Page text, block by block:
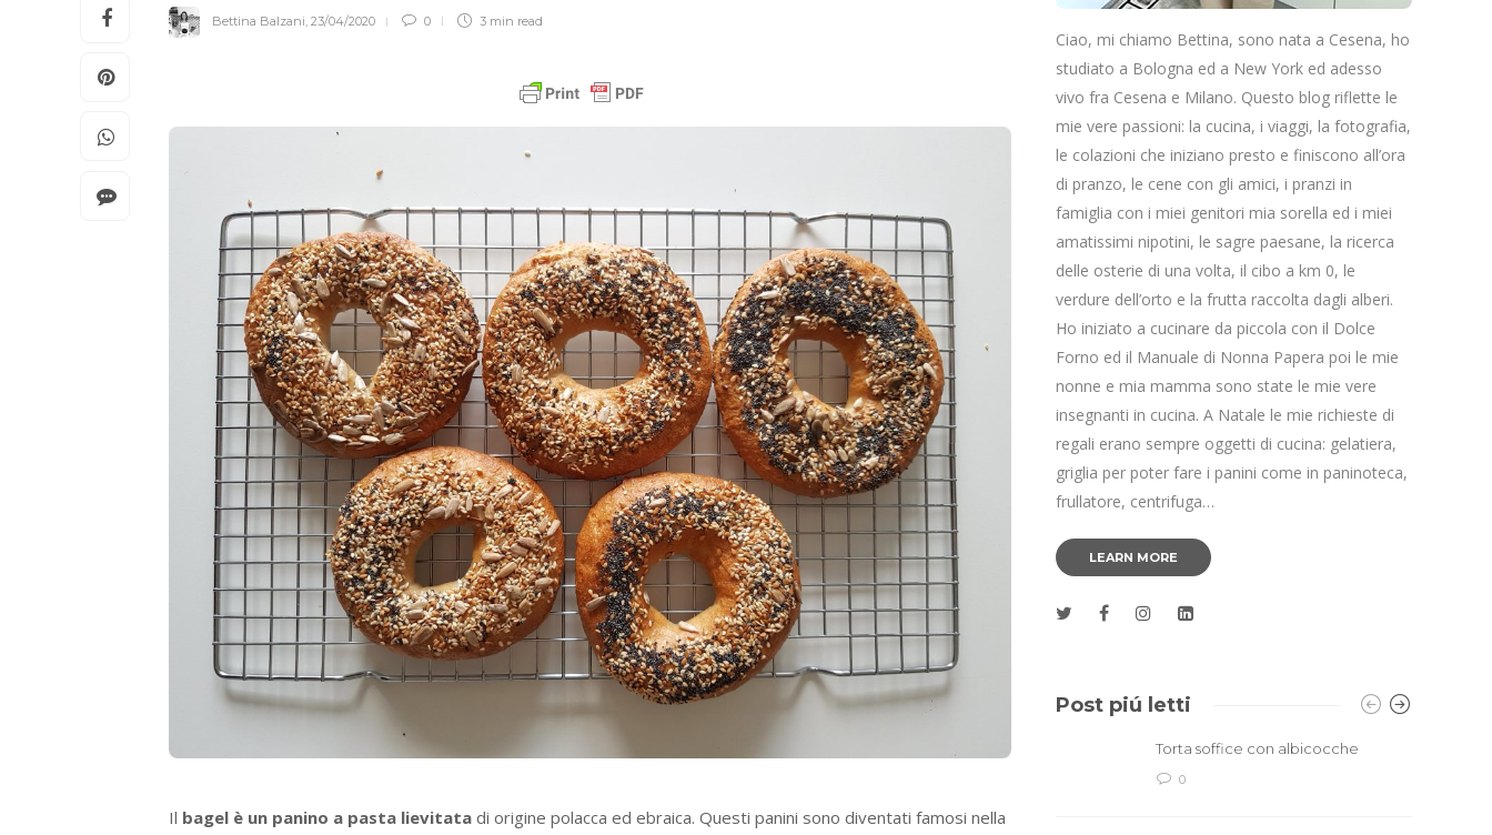
Bettina Balzani, 23/04/2020 0 3 min read
Il bagel è un panino a pasta lievitata di origine polacca ed ebraica. Questi panini sono diventati famosi nella
Ciao, mi chiamo Bettina, sono nata a Cesena, ho
studiato a Bologna ed a New York ed adesso
vivo fra Cesena e Milano. Questo blog riflette le
mie vere passioni: la cucina, i viaggi, la fotografia,
le colazioni che iniziano presto e finiscono all’ora
di pranzo, le cene con gli amici, i pranzi in
famiglia con i miei genitori mia sorella ed i miei
amatissimi nipotini, le sagre paesane, la ricerca
delle osterie di una volta, il cibo a km 0, le
verdure dell’orto e la frutta raccolta dagli alberi.
Ho iniziato a cucinare da piccola con il Dolce
Forno ed il Manuale di Nonna Papera poi le mie
nonne e mia mamma sono state le mie vere
insegnanti in cucina. A Natale le mie richieste di
regali erano sempre oggetti di cucina: gelatiera,
griglia per poter fare i panini come in paninoteca,
frullatore, centrifuga…
LEARN MORE
Post piú letti
Torta soffice con albicocche
0